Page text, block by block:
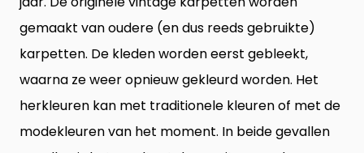
gemaakt van oudere (en dus reeds gebruikte)
karpetten. De kleden worden eerst gebleekt,
waarna ze weer opnieuw gekleurd worden. Het
herkleuren kan met traditionele kleuren of met de
modekleuren van het moment. In beide gevallen